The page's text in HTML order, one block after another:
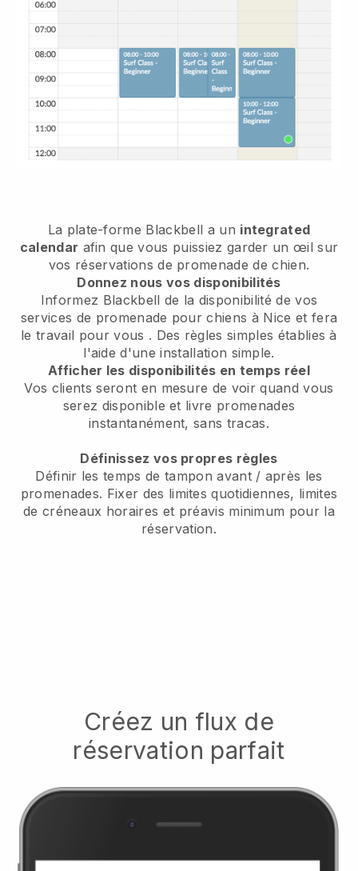
La plate-forme Blackbell a un integrated
calendar afin que vous puissiez garder un œil sur
vos réservations de promenade de chien.
Donnez nous vos disponibilités
Informez Blackbell de la disponibilité de vos
services de promenade pour chiens à Nice et fera
le travail pour vous . Des règles simples établies à
l'aide d'une installation simple.
Afficher les disponibilités en temps réel
Vos clients seront en mesure de voir quand vous
serez disponibleet livre promenades
instantanément, sans tracas.
Définissez vos propres règles
Définir les temps de tampon avant / après les
promenades. Fixer des limites quotidiennes, limites
de créneaux horaires et préavis minimum pour la
réservation.
Créez un flux de
réservation parfait